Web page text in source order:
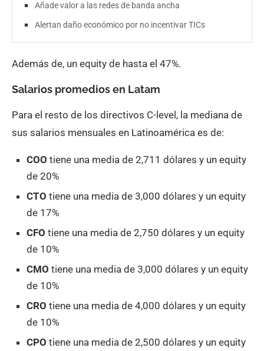
Añade valor a las redes de banda ancha
Alertan daño económico por no incentivar TICs
Además de, un equity de hasta el 47%.
Salarios promedios en Latam
Para el resto de los directivos C-level, la mediana de
sus salarios mensuales en Latinoamérica es de:
COO tiene una media de 2,711 dólares y un equity
de 20%
CTO tiene una media de 3,000 dólares y un equity
de 17%
CFO tiene una media de 2,750 dólares y un equity
de 10%
CMO tiene una media de 3,000 dólares y un equity
de 10%
CRO tiene una media de 4,000 dólares y un equity
de 10%
CPO tiene una media de 2,500 dólares y un equity